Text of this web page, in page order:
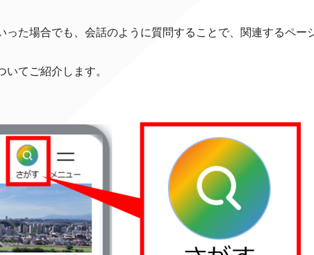
った場合でも、会話のように質問することで、関連するペー
てご紹介します。